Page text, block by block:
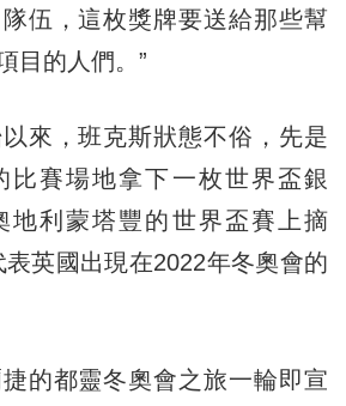
伍，這枚獎牌要送給那些幫
目的人們。”
，班克斯狀態不俗，先是
比賽場地拿下一枚世界盃銀
地利蒙塔豐的世界盃賽上摘
表英國出現在2022年冬奧會的
都靈冬奧會之旅一輪即宣